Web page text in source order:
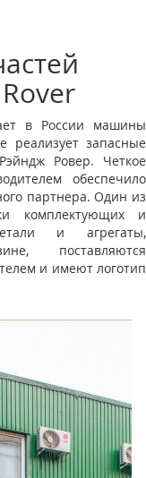
в России машины
реализует запасные
Ровер. Четкое
обеспечило
партнера. Один из
комплектующих и
и агрегаты,
поставляются
и имеют логотип